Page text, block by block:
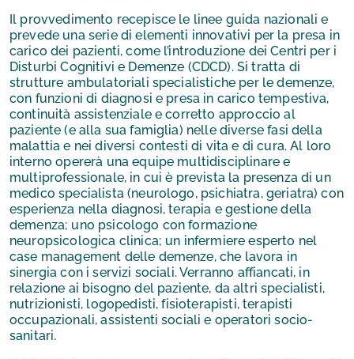
Il provvedimento recepisce le linee guida nazionali e
prevede una serie di elementi innovativi per la presa in
carico dei pazienti, come l’introduzione dei Centri per i
Disturbi Cognitivi e Demenze (CDCD). Si tratta di
strutture ambulatoriali specialistiche per le demenze,
con funzioni di diagnosi e presa in carico tempestiva,
continuità assistenziale e corretto approccio al
paziente (e alla sua famiglia) nelle diverse fasi della
malattia e nei diversi contesti di vita e di cura. Al loro
interno opererà una equipe multidisciplinare e
multiprofessionale, in cui è prevista la presenza di un
medico specialista (neurologo, psichiatra, geriatra) con
esperienza nella diagnosi, terapia e gestione della
demenza; uno psicologo con formazione
neuropsicologica clinica; un infermiere esperto nel
case management delle demenze, che lavora in
sinergia con i servizi sociali. Verranno affiancati, in
relazione ai bisogno del paziente, da altri specialisti,
nutrizionisti, logopedisti, fisioterapisti, terapisti
occupazionali, assistenti sociali e operatori socio-
sanitari.